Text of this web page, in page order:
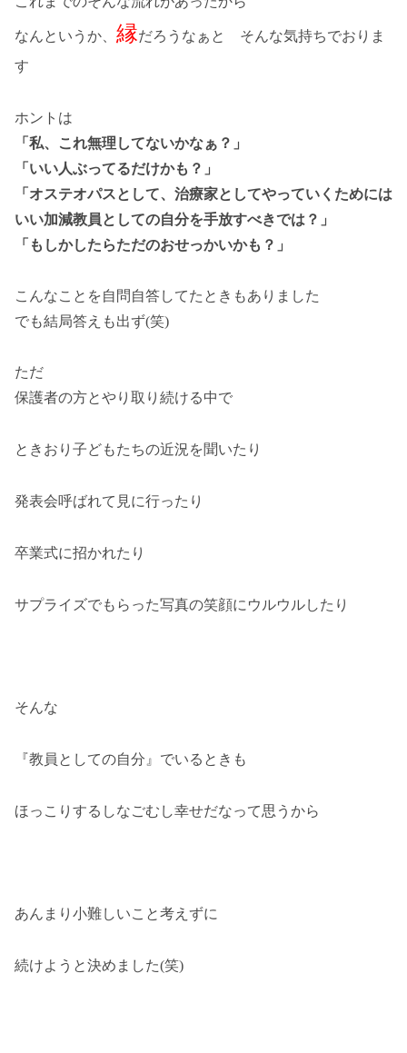
なんというか、 縁だろうなぁと そんな気持ちでおりま
す
ホントは
「私、これ無理してないかなぁ？」
「いい人ぶってるだけかも？」
「オステオパスとして、治療家としてやっていくためには
いい加減教員としての自分を手放すべきでは？」
「もしかしたらただのおせっかいかも？」
こんなことを自問自答してたときもありました
でも結局答えも出ず(笑)
ただ
保護者の方とやり取り続ける中で
ときおり子どもたちの近況を聞いたり
発表会呼ばれて見に行ったり
卒業式に招かれたり
サプライズでもらった写真の笑顔にウルウルしたり
そんな
『教員としての自分』でいるときも
ほっこりするしなごむし幸せだなって思うから
あんまり小難しいこと考えずに
続けようと決めました(笑)